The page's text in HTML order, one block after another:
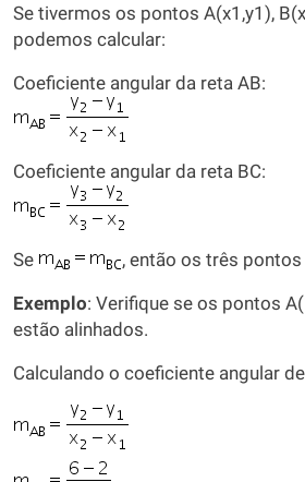
Se tivermos os pontos A(x1,y1),
podemos calcular:
Coeficiente angular da reta AB:
Coeficiente angular da reta BC:
Se , então os três
Exemplo: Verifique se os pontos
estão alinhados.
Calculando o coeficiente angular